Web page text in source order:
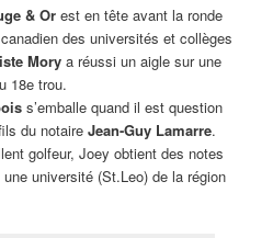
& Orest en tête avant la ronde
des universités et collèges
Morya réussi un aigle sur une
18e trou.
s’emballe quand il est question
du notaire Jean-Guy Lamarre.
golfeur, Joey obtient des notes
université (St.Leo) de la région